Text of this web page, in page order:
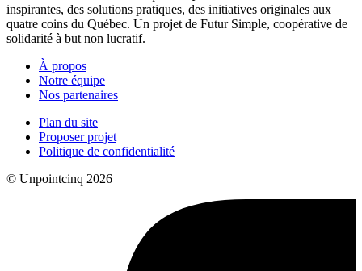
inspirantes, des solutions pratiques, des initiatives originales aux
quatre coins du Québec. Un projet de Futur Simple, coopérative de
solidarité à but non lucratif.
À propos
Notre équipe
Nos partenaires
Plan du site
Proposer projet
Politique de confidentialité
© Unpointcinq 2026